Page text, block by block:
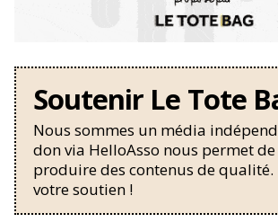
Soutenir Le Tote
Nous sommes un média
don via HelloAsso nous permet
produire des contenus de qualité.
votre soutien !